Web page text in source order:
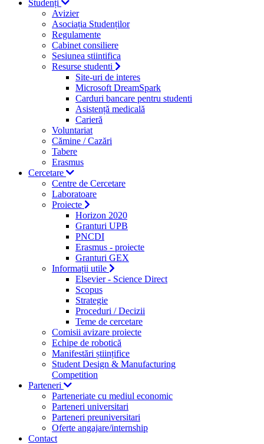
Studenți
Avizier
Asociația Studenților
Regulamente
Cabinet consiliere
Sesiunea stiintifica
Resurse studenti
Site-uri de interes
Microsoft DreamSpark
Carduri bancare pentru studenti
Asistență medicală
Carieră
Voluntariat
Cămine / Cazări
Tabere
Erasmus
Cercetare
Centre de Cercetare
Laboratoare
Proiecte
Horizon 2020
Granturi UPB
PNCDI
Erasmus - proiecte
Granturi GEX
Informații utile
Elsevier - Science Direct
Scopus
Strategie
Proceduri / Decizii
Teme de cercetare
Comisii avizare proiecte
Echipe de robotică
Manifestări științifice
Student Design & Manufacturing
Competition
Parteneri
Parteneriate cu mediul economic
Parteneri universitari
Parteneri preuniversitari
Oferte angajare/internship
Contact